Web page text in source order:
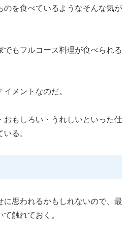
のを食べているようなそんな気が
でもフルコース料理が食べられる
メントなのだ。
おもしろい・うれしいといった仕
る。
に思われるかもしれないので、最
触れておく。